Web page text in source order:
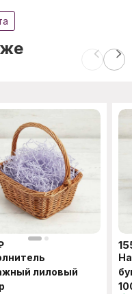
лиловый